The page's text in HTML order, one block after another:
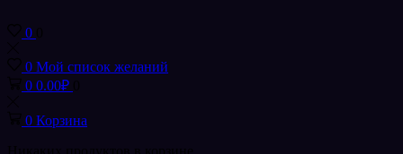
0
0 Мой список желаний
0 0.00₽
0 Корзина